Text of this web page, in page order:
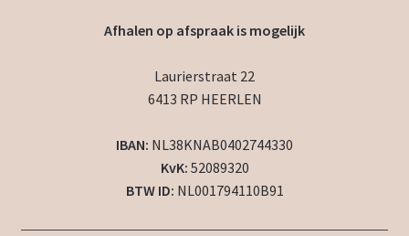
Afhalen op afspraak is mogelijk
Laurierstraat 22
6413 RP HEERLEN
IBAN: NL38KNAB0402744330
KvK: 52089320
BTW ID: NL001794110B91